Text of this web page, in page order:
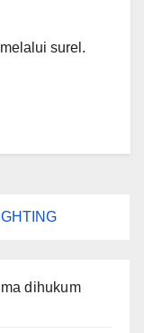
surel.
dihukum